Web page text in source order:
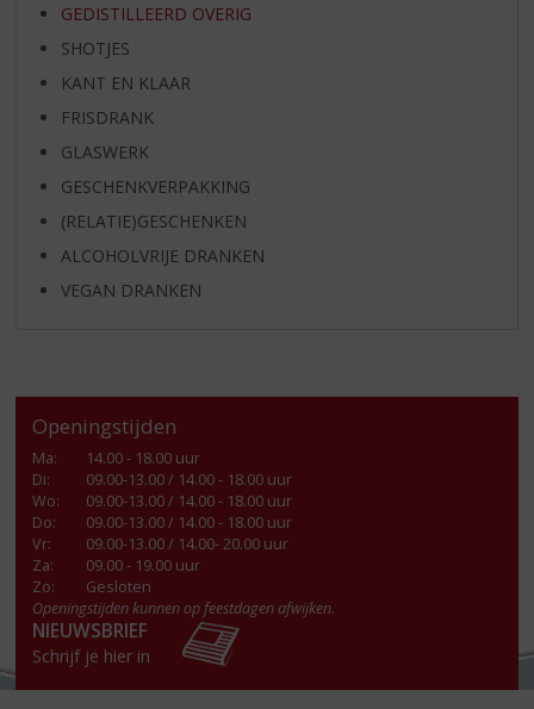
GEDISTILLEERD OVERIG
SHOTJES
KANT EN KLAAR
FRISDRANK
GLASWERK
GESCHENKVERPAKKING
(RELATIE)GESCHENKEN
ALCOHOLVRIJE DRANKEN
VEGAN DRANKEN
Openingstijden
Ma:
14.00 - 18.00 uur
Di:
09.00-13.00 / 14.00 - 18.00 uur
Wo:
09.00-13.00 / 14.00 - 18.00 uur
Do:
09.00-13.00 / 14.00 - 18.00 uur
Vr:
09.00-13.00 / 14.00- 20.00 uur
Za:
09.00 - 19.00 uur
Zo:
Gesloten
Openingstijden kunnen op feestdagen afwijken.
NIEUWSBRIEF
Schrijf je hier in